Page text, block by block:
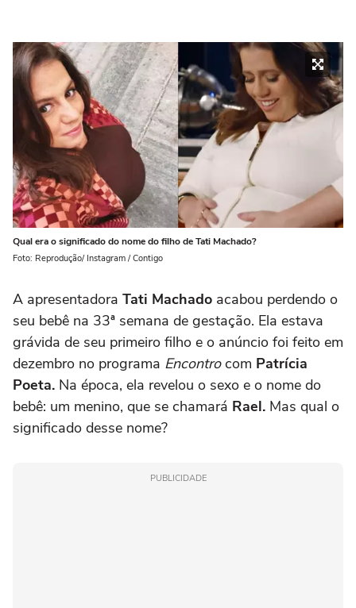
Qual era o significado do nome do filho de Tati Machado?
Foto: Reprodução/ Instagram / Contigo
A apresentadora Tati Machado acabou perdendo o
seu bebê na 33ª semana de gestação. Ela estava
grávida de seu primeiro filho e o anúncio foi feito em
dezembro no programa Encontrocom Patrícia
Poeta. Na época, ela revelou o sexo e o nome do
bebê: um menino, que se chamará Rael. Mas qual o
significado desse nome?
PUBLICIDADE